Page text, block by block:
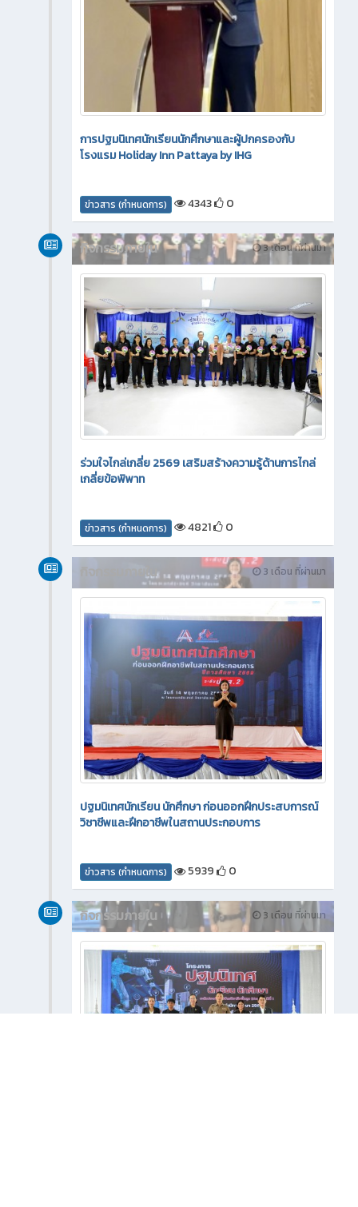
การปฐมนิเทศนักเรียนนักศึกษาและผู้ปกครองกับ
โรงแรม Holiday Inn Pattaya by IHG
ข่าวสาร (กำหนดการ) 4343 0
3 เดือน ที่ผ่านมา
กิจกรรมภายใน
ร่วมใจไกล่เกลี่ย 2569 เสริมสร้างความรู้ด้านการไกล่
เกลี่ยข้อพิพาท
ข่าวสาร (กำหนดการ) 4821 0
3 เดือน ที่ผ่านมา
กิจกรรมภายใน
ปฐมนิเทศนักเรียน นักศึกษา ก่อนออกฝึกประสบการณ์
วิชาชีพและฝึกอาชีพในสถานประกอบการ
ข่าวสาร (กำหนดการ) 5939 0
3 เดือน ที่ผ่านมา
กิจกรรมภายใน